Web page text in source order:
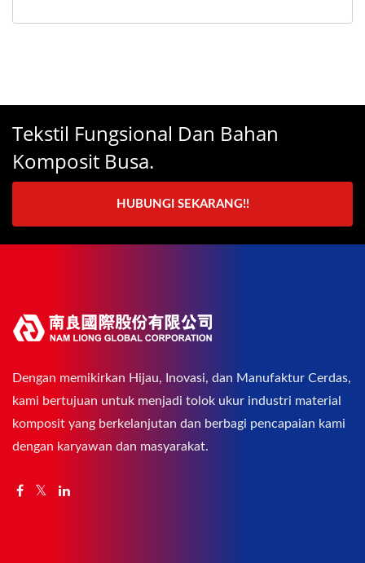
Tekstil Fungsional Dan Bahan
Komposit Busa.
HUBUNGI SEKARANG!!
Dengan memikirkan Hijau, Inovasi, dan Manufaktur Cerdas,
kami bertujuan untuk menjadi tolok ukur industri material
komposit yang berkelanjutan dan berbagi pencapaian kami
dengan karyawan dan masyarakat.